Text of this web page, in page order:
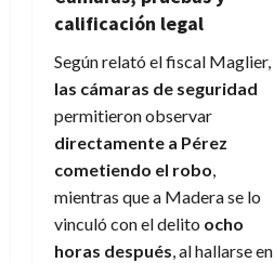
calificación legal
Según relató el fiscal Maglier,
las cámaras de seguridad
permitieron observar
directamente a Pérez
cometiendo el robo,
mientras que a Madera se lo
vinculó con el delito ocho
horas después, al hallarse en